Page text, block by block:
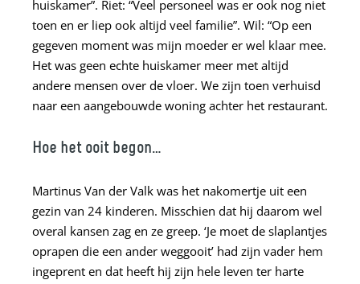
huiskamer”. Riet: “Veel personeel was er ook nog niet
toen en er liep ook altijd veel familie”. Wil: “Op een
gegeven moment was mijn moeder er wel klaar mee.
Het was geen echte huiskamer meer met altijd
andere mensen over de vloer. We zijn toen verhuisd
naar een aangebouwde woning achter het restaurant.
Hoe het ooit begon…
Martinus Van der Valk was het nakomertje uit een
gezin van 24 kinderen. Misschien dat hij daarom wel
overal kansen zag en ze greep. ‘Je moet de slaplantjes
oprapen die een ander weggooit’ had zijn vader hem
ingeprent en dat heeft hij zijn hele leven ter harte